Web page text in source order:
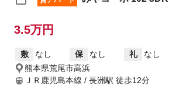
3.5万円
敷 なし 保 なし 礼
なし
熊本県荒尾市高浜
ＪＲ鹿児島本線 / 長洲駅 徒歩12分